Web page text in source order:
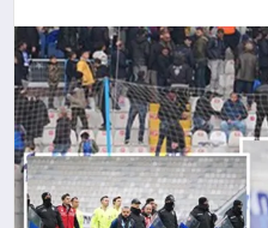
SPOR
TEKNOLOJI
YAŞAM